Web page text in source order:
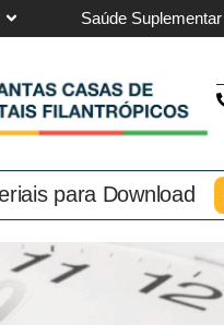
Saúde Suplementar
para Download